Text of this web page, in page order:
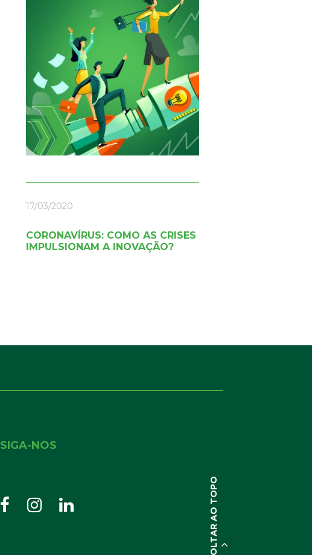
17/03/2020
CORONAVÍRUS: COMO AS CRISES
IMPULSIONAM A INOVAÇÃO?
SIGA-NOS
VOLTAR AO TOPO